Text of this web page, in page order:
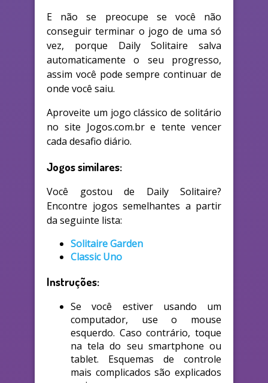
E não se preocupe se você não
conseguir terminar o jogo de uma só
vez, porque Daily Solitaire salva
automaticamente o seu progresso,
assim você pode sempre continuar de
onde você saiu.
Aproveite um jogo clássico de solitário
no site Jogos.com.br e tente vencer
cada desafio diário.
Jogos similares:
Você gostou de Daily Solitaire?
Encontre jogos semelhantes a partir
da seguinte lista:
Solitaire Garden
Classic Uno
Instruções:
Se você estiver usando um
computador, use o mouse
esquerdo. Caso contrário, toque
na tela do seu smartphone ou
tablet. Esquemas de controle
mais complicados são explicados